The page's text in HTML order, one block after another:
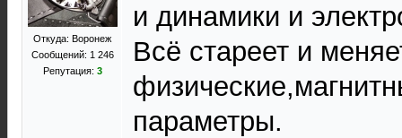
Откуда: Воронеж
Сообщений: 1 246
Репутация: 3
и динамики и
Всё стареет и
параметры.